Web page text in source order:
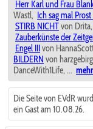
Herr Karl und Frau
Wastl, Ich sag mal
STIRB NICHTvon Drita,
Zauberkünste der
Engel IIIvon
BILDERN von
DanceWith1Life, ...
Die Seite von EVdR
ein Gast am 10.08.26.